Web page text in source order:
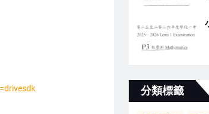
分類標籤